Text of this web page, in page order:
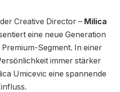
Creative Director – Milica
eine neue Generation
Segment. In einer
immer stärker
Umicevic eine spannende